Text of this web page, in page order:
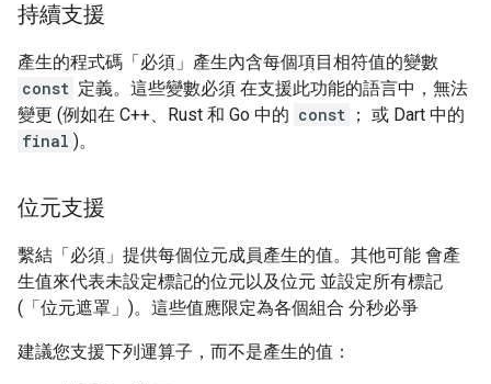
持續支援
產生的程式碼「必須」產生內含每個項目相符值的變數
const 定義。這些變數必須 在支援此功能的語言中，無法
變更 (例如在 C++、Rust 和 Go 中的 const ； 或 Dart 中的
final )。
位元支援
繫結「必須」提供每個位元成員產生的值。其他可能 會產
生值來代表未設定標記的位元以及位元 並設定所有標記
(「位元遮罩」)。這些值應限定為各個組合 分秒必爭
建議您支援下列運算子，而不是產生的值：